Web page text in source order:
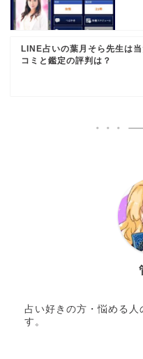
LINE占いの葉月そら先生は
コミと鑑定の評判は？
占い好きの方・悩める
す。